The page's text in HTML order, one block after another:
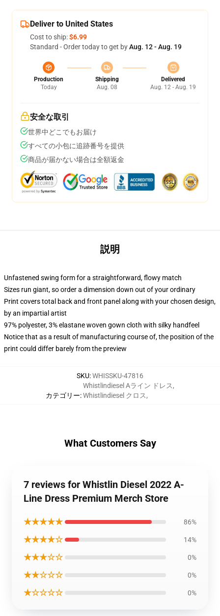
Deliver to United States
Cost to ship:$6.99
Standard - Order today to get byAug. 12 - Aug. 19
Production
Today
Shipping
Aug. 08
Delivered
Aug. 12 - Aug. 19
安全な取引
世界中どこでもお届け
すべての小包に追跡番号を提供
商品が届かない場合は全額返金
説明
Unfastened swing form for a straightforward, flowy match
Sizes run giant, so order a dimension down out of your ordinary
Print covers total back and front panel along with your chosen design,
by an impartial artist
97% polyester, 3% elastane woven gown cloth with silky handfeel
Notice that as a result of manufacturing course of, the position of the
print could differ barely from the preview
SKU:WHISSKU-47816
カテゴリー:
Whistlindiesel Aライン ドレス,
Whistlindiesel クロス,
What Customers Say
7 reviews for Whistlin Diesel 2022 A-
Line Dress Premium Merch Store
★★★★★ 86%
★★★★☆ 14%
★★★☆☆ 0%
★★☆☆☆ 0%
★☆☆☆☆ 0%